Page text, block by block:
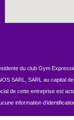
du club Gym
SARL, SARL au capital
de cette entreprise est
information